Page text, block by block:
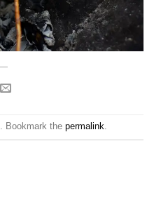
. Bookmark the permalink.